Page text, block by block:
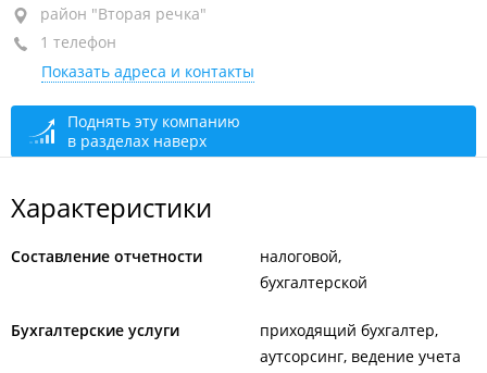
район "Вторая речка", ул. Магнитогорская, 4
7-й этаж, оф. 703
+7 924 320-84-27
По предварительной записи
район "Вторая речка"
1 телефон
Показать адреса и контакты
Поднять эту компанию
в разделах наверх
Характеристики
Составление отчетности
налоговой
бухгалтерской
Бухгалтерские услуги
приходящий бухгалтер
аутсорсинг, ведение учета